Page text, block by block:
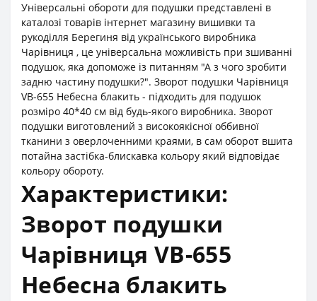
Універсальні обороти для подушки представлені в
каталозі товарів інтернет магазину вишивки та
рукоділля Берегиня від українського виробника
Чарівниця , це універсальна можливість при зшиванні
подушок, яка допоможе із питанням "А з чого зробити
задню частину подушки?". Зворот подушки Чарівниця
VB-655 Небесна блакить - підходить для подушок
розміро 40*40 см від будь-якого виробника. Зворот
подушки виготовлений з високоякісної оббивної
тканини з оверлоченними краями, в сам оборот вшита
потайна застібка-блискавка кольору який відповідає
кольору обороту.
Характеристики:
Зворот подушки
Чарівниця VB-655
Небесна блакить